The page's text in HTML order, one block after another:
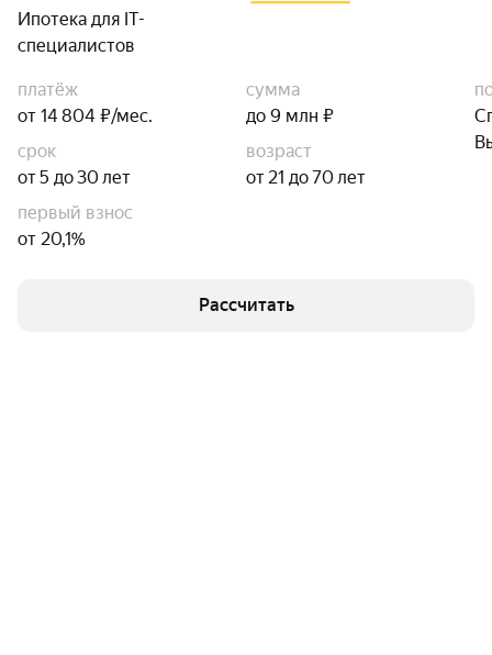
Ипотека для IT-
специалистов
платёж
от 14 804 ₽/мес.
сумма
до 9 млн ₽
срок
от 5 до 30 лет
возраст
от 21 до 70 лет
первый взнос
от 20,1%
Рассчитать